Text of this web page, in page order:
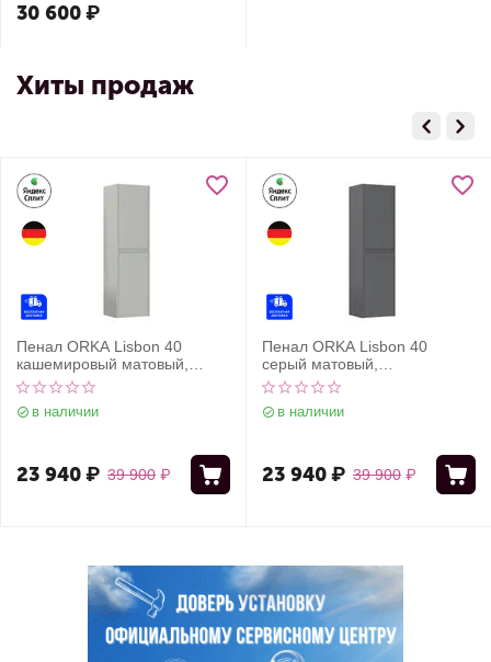
30 600₽
Хиты продаж
Пенал ORKA Lisbon 40
кашемировый матовый,
универсальный
в наличии
39 900 ₽
23 940₽
Пенал ORKA Lisbon 40
серый матовый,
универсальный
в наличии
39 900 ₽
23 940₽